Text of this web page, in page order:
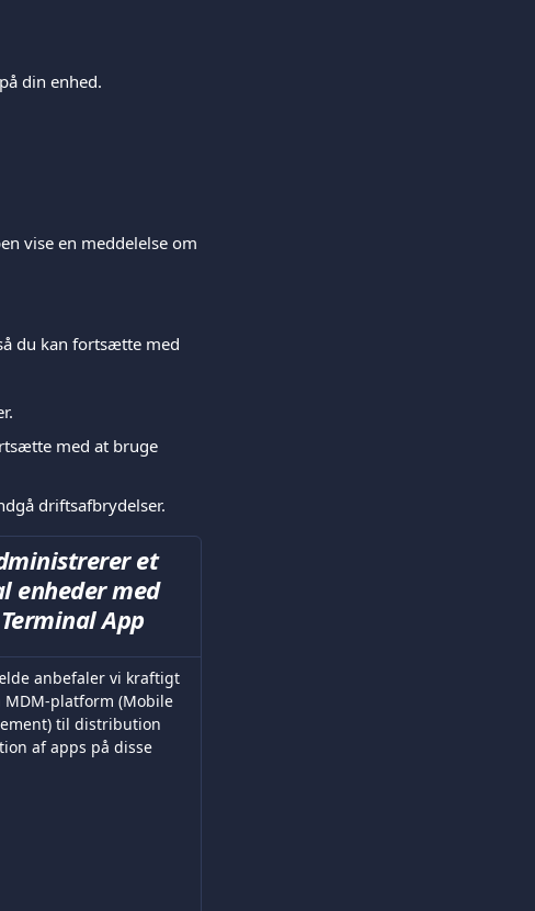
din enhed.
vise en meddelelse om
du kan fortsætte med
med at bruge
driftsafbrydelser.
et
enheder med
App
anbefaler vi kraftigt
MDM-platform (Mobile
til distribution
af apps på disse